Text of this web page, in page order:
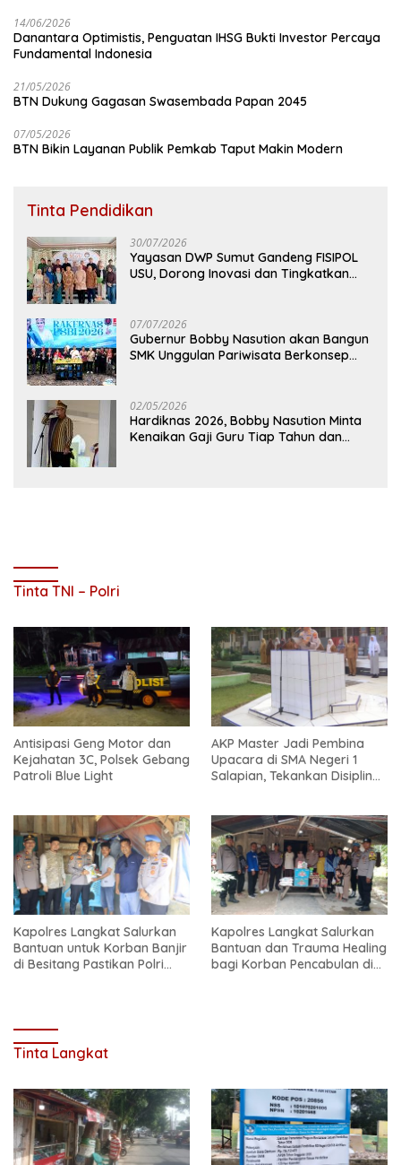
14/06/2026
Danantara Optimistis, Penguatan IHSG Bukti Investor Percaya
Fundamental Indonesia
21/05/2026
BTN Dukung Gagasan Swasembada Papan 2045
07/05/2026
BTN Bikin Layanan Publik Pemkab Taput Makin Modern
Tinta Pendidikan
30/07/2026
Yayasan DWP Sumut Gandeng FISIPOL
USU, Dorong Inovasi dan Tingkatkan
07/07/2026
Gubernur Bobby Nasution akan Bangun
SMK Unggulan Pariwisata Berkonsep
02/05/2026
Hardiknas 2026, Bobby Nasution Minta
Kenaikan Gaji Guru Tiap Tahun dan
Tinta TNI – Polri
Antisipasi Geng Motor dan
Kejahatan 3C, Polsek Gebang
Patroli Blue Light
AKP Master Jadi Pembina
Upacara di SMA Negeri 1
Salapian, Tekankan Disiplin
Kapolres Langkat Salurkan
Bantuan untuk Korban Banjir
di Besitang Pastikan Polri
Kapolres Langkat Salurkan
Bantuan dan Trauma Healing
bagi Korban Pencabulan di
Tinta Langkat